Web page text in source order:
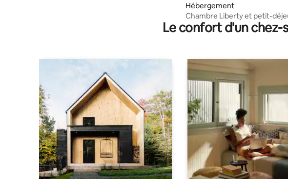
Hébergement
Chambre Liberty et petit-
Borgo Val di Taro centro
Le confort d'un chez-